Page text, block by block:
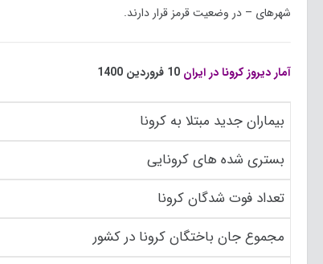
شهر‌های – در وضعیت قرمز قرار دارند.
آمار دیروز کرونا در ایران
بیماران جدید مبتلا به کرونا
بستری شده های کرونایی
تعداد فوت شدگان کرونا
مجموع جان باختگان کرونا در کشور